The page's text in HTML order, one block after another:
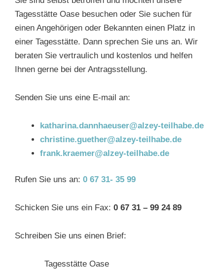
Tagesstätte Oase besuchen oder Sie suchen für
einen Angehörigen oder Bekannten einen Platz in
einer Tagesstätte. Dann sprechen Sie uns an. Wir
beraten Sie vertraulich und kostenlos und helfen
Ihnen gerne bei der Antragsstellung.
Senden Sie uns eine E-mail an:
katharina.dannhaeuser@alzey-teilhabe.de
christine.guether@alzey-teilhabe.de
frank.kraemer@alzey-teilhabe.de
Rufen Sie uns an: 0 67 31- 35 99
Schicken Sie uns ein Fax: 0 67 31 – 99 24 89
Schreiben Sie uns einen Brief:
Tagesstätte Oase